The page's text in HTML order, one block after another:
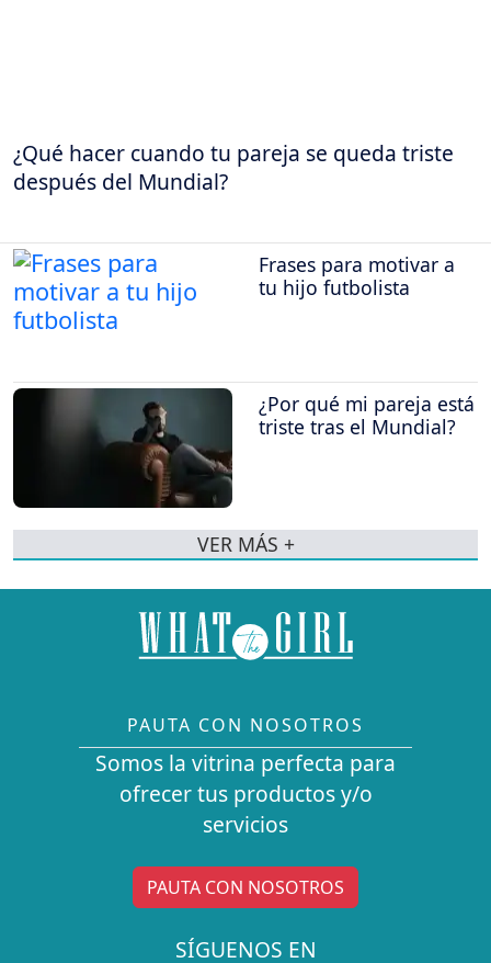
¿Qué hacer cuando tu pareja se queda triste
después del Mundial?
Frases para motivar a
tu hijo futbolista
¿Por qué mi pareja está
triste tras el Mundial?
VER MÁS +
PAUTA CON NOSOTROS
Somos la vitrina perfecta para
ofrecer tus productos y/o
servicios
PAUTA CON NOSOTROS
SÍGUENOS EN